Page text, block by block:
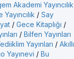
Akademi Yayıncılık
Yayıncılık / Say
/ Gece Kitaplığı /
/ Bilfen Yayınları
Yayınları / Akıllı
Yayınevi / Bu